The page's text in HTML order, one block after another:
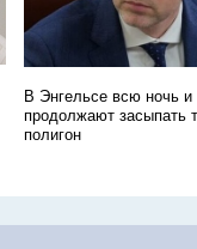
В Энгельсе всю ночь и
продолжают засыпать
полигон